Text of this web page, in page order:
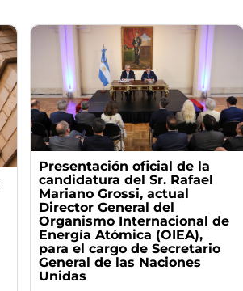
Presentación oficial de la
candidatura del Sr. Rafael
Mariano Grossi, actual
Director General del
Organismo Internacional de
Energía Atómica (OIEA),
para el cargo de Secretario
General de las Naciones
Unidas